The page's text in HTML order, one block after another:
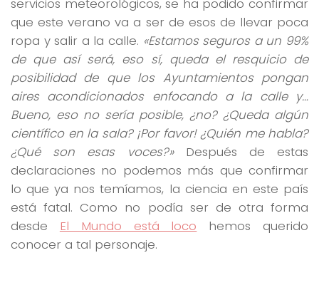
que este verano va a ser de esos de llevar poca
ropa y salir a la calle. «Estamos seguros a un 99%
de que así será, eso sí, queda el resquicio de
posibilidad de que los Ayuntamientos pongan
aires acondicionados enfocando a la calle y…
Bueno, eso no sería posible, ¿no? ¿Queda algún
científico en la sala? ¡Por favor! ¿Quién me habla?
¿Qué son esas voces?»Después de estas
declaraciones no podemos más que confirmar
lo que ya nos temíamos, la ciencia en este país
está fatal. Como no podía ser de otra forma
desde El Mundo está loco hemos querido
conocer a tal personaje.